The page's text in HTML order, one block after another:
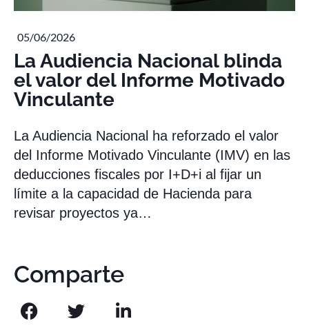
05/06/2026
La Audiencia Nacional blinda
el valor del Informe Motivado
Vinculante
La Audiencia Nacional ha reforzado el valor
del Informe Motivado Vinculante (IMV) en las
deducciones fiscales por I+D+i al fijar un
límite a la capacidad de Hacienda para
revisar proyectos ya…
Comparte